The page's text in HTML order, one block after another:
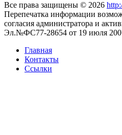
Все права защищены © 2026
Перепечатка информации
согласия администратора и
Эл.№ФС77-28654 от 19 июля
Главная
Контакты
Ссылки